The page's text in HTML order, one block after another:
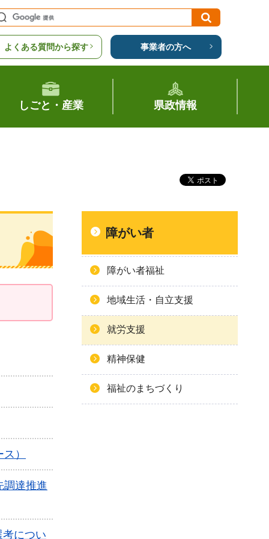
よくある質問から探す 事業者の方へ
しごと・産業 県政情報
）
調達推進
につい
障がい者
障がい者福祉
地域生活・自立支援
就労支援
精神保健
福祉のまちづくり